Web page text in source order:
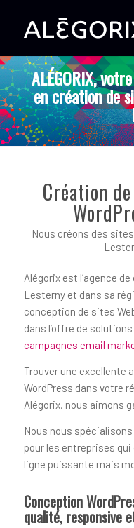
ALÉGORIX,
en création de
Création
Nous créons des
Alégorix est l’agence
Lesterny et dans sa
conception de sites
dans l’offre de
campagnes email
Trouver une excellente
WordPress dans votre
Alégorix, nous aimons
Nous nous
pour les entreprises
ligne puissante mais
Conception
qualité, responsive